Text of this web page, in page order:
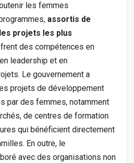
les femmes
assortis de
projets les plus
des compétences en
leadership et en
Le gouvernement a
projets de développement
par des femmes, notamment
de centres de formation
qui bénéficient directement
En outre, le
avec des organisations non